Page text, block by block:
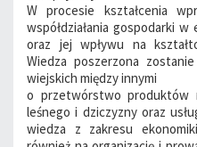
W procesie kształcenia
współdziałania gospodarki
oraz jej wpływu na
Wiedza poszerzona
wiejskich między innymi
o przetwórstwo produktów
leśnego i dziczyzny oraz
wiedza z zakresu